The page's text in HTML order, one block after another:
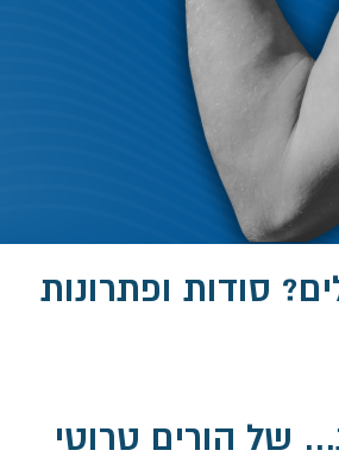
סודות ופתרונות
של הורים טרוטי